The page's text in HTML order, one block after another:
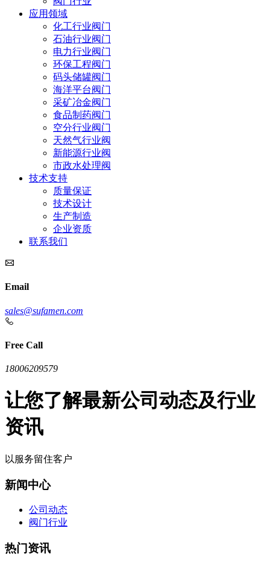
应用领域
化工行业阀门
石油行业阀门
电力行业阀门
环保工程阀门
码头储罐阀门
海洋平台阀门
采矿冶金阀门
食品制药阀门
空分行业阀门
天然气行业阀
新能源行业阀
市政水处理阀
技术支持
质量保证
技术设计
生产制造
企业资质
联系我们
Email
sales@sufamen.com
Free Call
18006209579
让您了解最新公司动态及行业
资讯
以服务留住客户
新闻中心
公司动态
阀门行业
热门资讯